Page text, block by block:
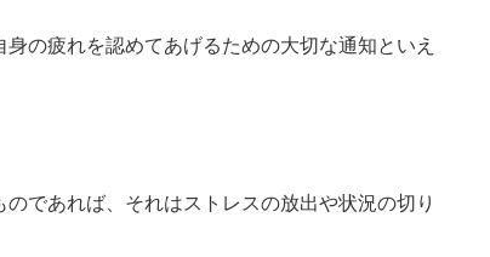
の疲れを認めてあげるための大切な通知といえ
であれば、それはストレスの放出や状況の切り